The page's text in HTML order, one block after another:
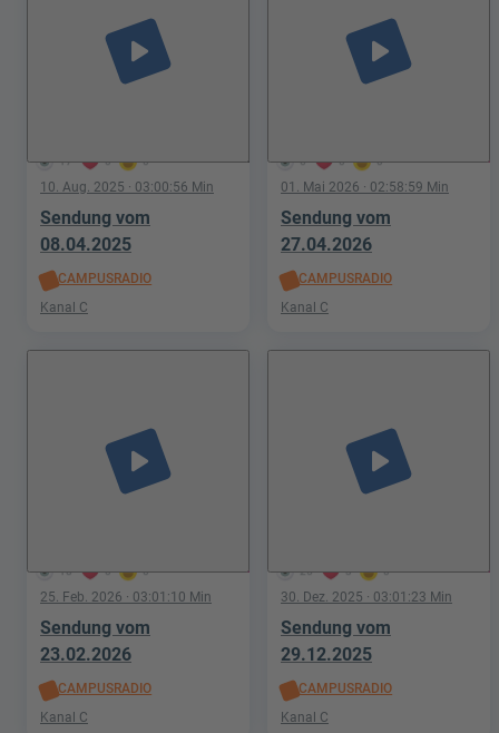
17 0 0
play_arrow
10. Aug. 2025 · 03:00:56 Min
Sendung vom
08.04.2025
CAMPUSRADIO
Kanal C
6 0 0
play_arrow
01. Mai 2026 · 02:58:59 Min
Sendung vom
27.04.2026
CAMPUSRADIO
Kanal C
18 0 0
play_arrow
25. Feb. 2026 · 03:01:10 Min
Sendung vom
23.02.2026
CAMPUSRADIO
Kanal C
25 3 0
play_arrow
30. Dez. 2025 · 03:01:23 Min
Sendung vom
29.12.2025
CAMPUSRADIO
Kanal C